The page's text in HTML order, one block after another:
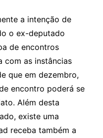
a intenção de
o ex-deputado
de encontros
com as instâncias
que em dezembro,
encontro poderá se
Além desta
existe uma
receba também a